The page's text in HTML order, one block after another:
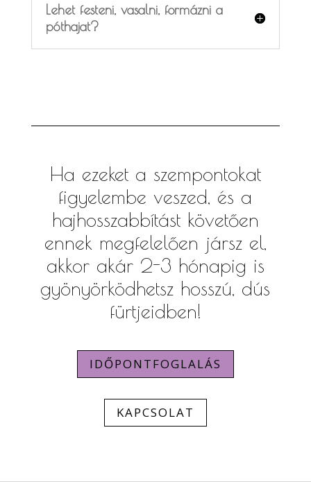
Lehet festeni, vasalni, formázni a
póthajat?
Ha ezeket a szempontokat
figyelembe veszed, és a
hajhosszabbítást követően
ennek megfelelően jársz el,
akkor akár 2-3 hónapig is
gyönyörködhetsz hosszú, dús
fürtjeidben!
IDŐPONTFOGLALÁS
KAPCSOLAT